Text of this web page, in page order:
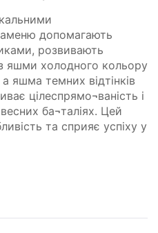
допомагають
розвивають
яшми холодного кольору
яшма темних відтінків
цілеспрямо¬ваність і
ба¬таліях. Цей
та сприяє успіху у